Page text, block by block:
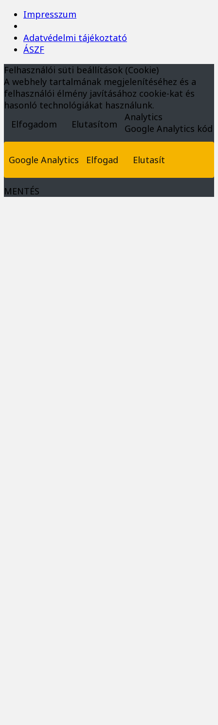
Impresszum
Adatvédelmi tájékoztató
ÁSZF
Felhasználói süti beállítások (Cookie)
A webhely tartalmának megjelenítéséhez és a
felhasználói élmény javításához cookie-kat és
hasonló technológiákat használunk.
Elfogadom
Elutasítom
Analytics
Google Analytics kód
Google Analytics Elfogad Elutasít
MENTÉS